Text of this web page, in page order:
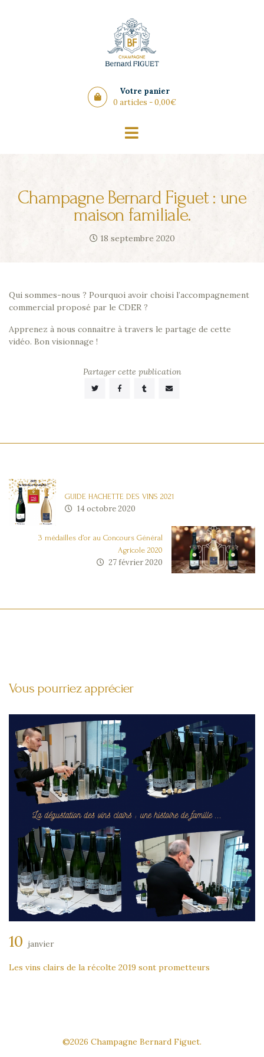
Votre panier
0 articles -0,00€
Accueil
Champagne Bernard Figuet : une
maison familiale.
18 septembre 2020
Qui sommes-nous ? Pourquoi avoir choisi l’accompagnement
commercial proposé par le CDER ?
Apprenez à nous connaitre à travers le partage de cette
vidéo. Bon visionnage !
Partager cette publication
GUIDE HACHETTE DES VINS 2021
14 octobre 2020
3 médailles d’or au Concours Général
Agricole 2020
27 février 2020
Vous pourriez apprécier
10 janvier
Les vins clairs de la récolte 2019 sont prometteurs
©2026 Champagne Bernard Figuet.